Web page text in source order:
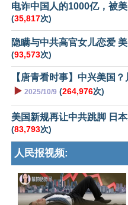
电诈中国人的1000亿，被
(35,817次)
隐瞒与中共高官女儿恋爱
(93,573次)
【唐青看时事】中兴美国
▶️ 2025/10/9 (264,976次)
美国新规再让中共跳脚 日
(83,793次)
人民报视频: